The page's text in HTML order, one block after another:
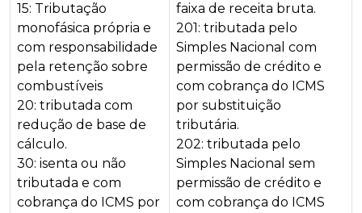
15: Tributação
monofásica própria e
com responsabilidade
pela retenção sobre
combustíveis
20: tributada com
redução de base de
cálculo.
30: isenta ou não
tributada e com
cobrança do ICMS por
faixa de receita bruta.
201: tributada pelo
Simples Nacional com
permissão de crédito e
com cobrança do ICMS
por substituição
tributária.
202: tributada pelo
Simples Nacional sem
permissão de crédito e
com cobrança do ICMS